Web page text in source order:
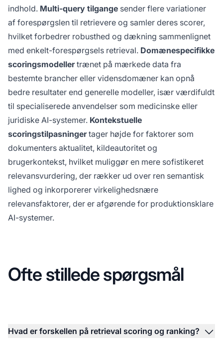
indhold. Multi-query tilgange sender flere variationer
af forespørgslen til retrievere og samler deres scorer,
hvilket forbedrer robusthed og dækning sammenlignet
med enkelt-forespørgsels retrieval. Domænespecifikke
scoringsmodellertrænet på mærkede data fra
bestemte brancher eller vidensdomæner kan opnå
bedre resultater end generelle modeller, især værdifuldt
til specialiserede anvendelser som medicinske eller
juridiske AI-systemer. Kontekstuelle
scoringstilpasningertager højde for faktorer som
dokumenters aktualitet, kildeautoritet og
brugerkontekst, hvilket muliggør en mere sofistikeret
relevansvurdering, der rækker ud over ren semantisk
lighed og inkorporerer virkelighedsnære
relevansfaktorer, der er afgørende for produktionsklare
AI-systemer.
Ofte stillede spørgsmål
Hvad er forskellen på retrieval scoring og ranking?